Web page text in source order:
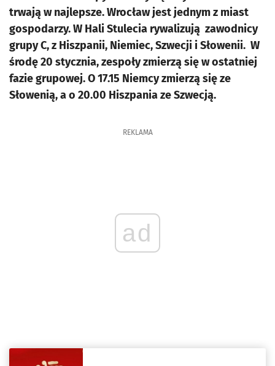
trwają w najlepsze. Wrocław jest jednym z miast
gospodarzy. W Hali Stulecia rywalizują zawodnicy
grupy C, z Hiszpanii, Niemiec, Szwecji i Słowenii. W
środę 20 stycznia, zespoły zmierzą się w ostatniej
fazie grupowej. O 17.15 Niemcy zmierzą się ze
Słowenią, a o 20.00 Hiszpania ze Szwecją.
REKLAMA
ad